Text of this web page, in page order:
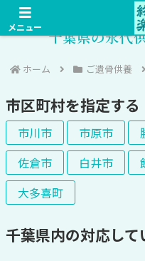
千葉県の永代
ホーム ご遺骨供養
市区町村を指定する
市川市 市原市
佐倉市
白井市
大多喜町
千葉県内の対応し
メニュー